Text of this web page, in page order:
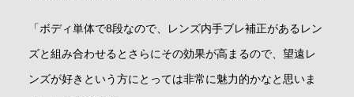
「ボディ単体で8段なので、レンズ内手ブレ補正があるレン
ズと組み合わせるとさらにその効果が高まるので、望遠レ
ンズが好きという方にとっては非常に魅力的かなと思いま